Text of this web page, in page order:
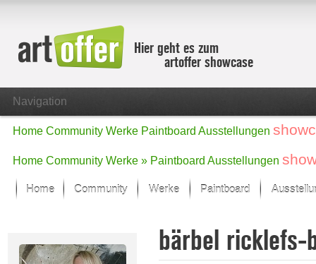
Hier geht es zum
artoffer showcase
Navigation
Home Community Werke Paintboard Ausstellungen
Home Community Werke » Paintboard Ausstellungen
Home Community Werke
Der letzte Monat im Fokus
Alle Fokus-Werke
Paintboard
bärbel